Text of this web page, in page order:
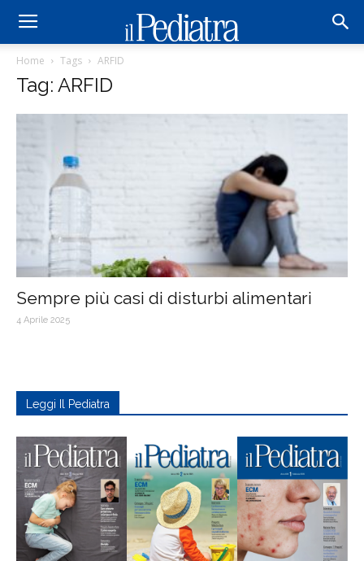
Home Tags ARFID
Tag: ARFID
Sempre più casi di disturbi alimentari
4 Aprile 2025
Leggi Il Pediatra